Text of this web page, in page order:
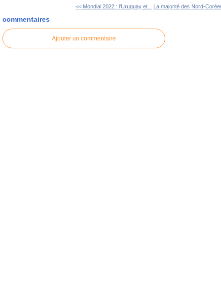
<< Mondial 2022 : l'Uruguay et... La majorité des Nord-
commentaires
Ajouter un commentaire